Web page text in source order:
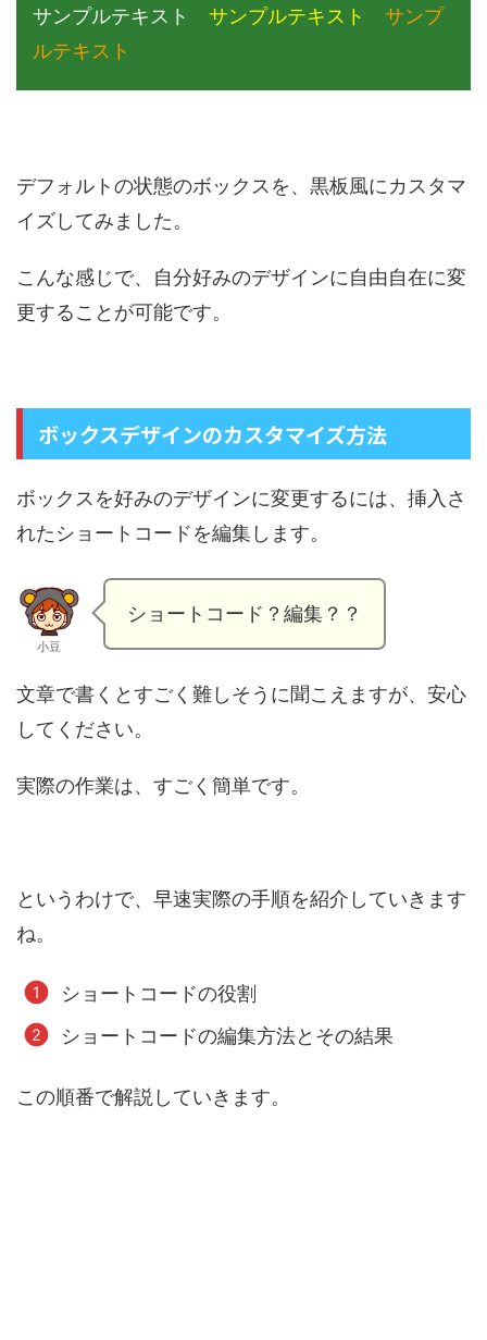
サンプルテキスト サンプルテキスト
サンプ
ルテキスト
デフォルトの状態のボックスを、黒板風にカスタマ
イズしてみました。
こんな感じで、自分好みのデザインに自由自在に変
更することが可能です。
ボックスデザインのカスタマイズ方法
ボックスを好みのデザインに変更するには、挿入さ
れたショートコードを編集します。
小豆
ショートコード？編集？？
文章で書くとすごく難しそうに聞こえますが、安心
してください。
実際の作業は、すごく簡単です。
というわけで、早速実際の手順を紹介していきます
ね。
ショートコードの役割
ショートコードの編集方法とその結果
この順番で解説していきます。